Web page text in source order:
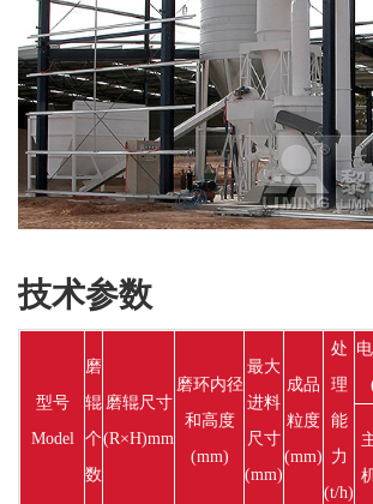
技术参数
型号
Model
磨
辊
个
数
磨辊尺寸
(R×H)mm
磨环内径
和高度
(mm)
最大
进料
尺寸
(mm)
成品
粒度
(mm)
处
理
能
力
(t/h)